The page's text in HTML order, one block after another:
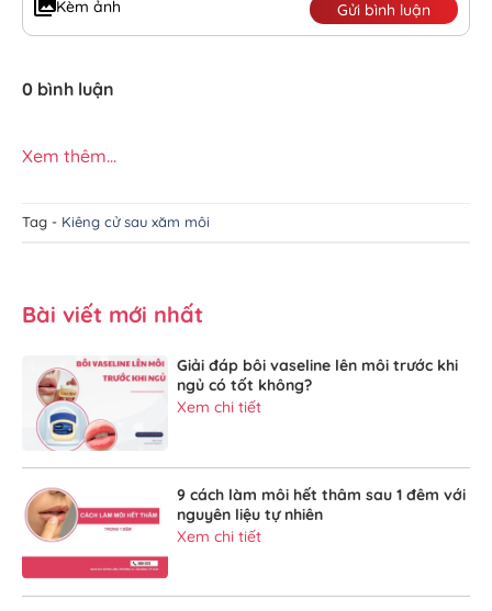
Kèm ảnh Gửi bình luận
0 bình luận
Xem thêm...
Tag - Kiêng cử sau xăm môi
Bài viết mới nhất
Giải đáp bôi vaseline lên môi trước khi
ngủ có tốt không?
Xem chi tiết
9 cách làm môi hết thâm sau 1 đêm với
nguyên liệu tự nhiên
Xem chi tiết